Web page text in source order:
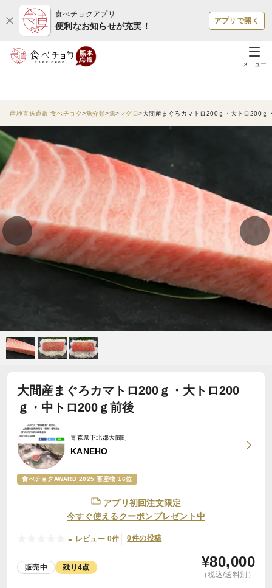
食べチョクアプリ
便利なお知らせが充実！
アプリで開く
メニュー
産地直送通販 食べチョク 魚介類 魚 マグロ 大間産まぐろカマトロ200ｇ・大トロ200ｇ
大間産まぐろカマトロ200ｇ・大トロ200
ｇ・中トロ200ｇ前後
青森県下北郡大間町
KANEHO
食べチョクAWARD 2025 畜産物 16位
アプリ初回注文限定
今すぐ使えるクーポンプレゼント中
- レビュー 0件 0件の投稿
販売中 残り4点 ¥80,000
（税込/送料別）